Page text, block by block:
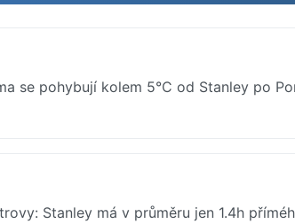
se pohybují kolem 5°C od Stanley po
Stanley má v průměru jen 1.4h